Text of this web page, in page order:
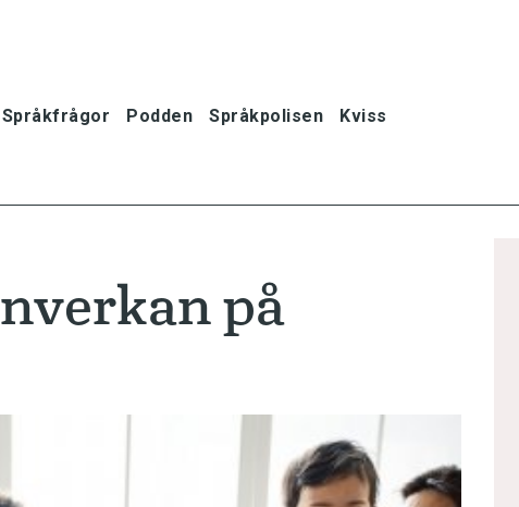
Språkfrågor Podden Språkpolisen Kviss
på